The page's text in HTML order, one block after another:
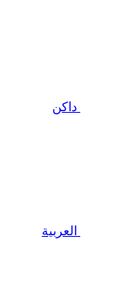
داكن
العربية